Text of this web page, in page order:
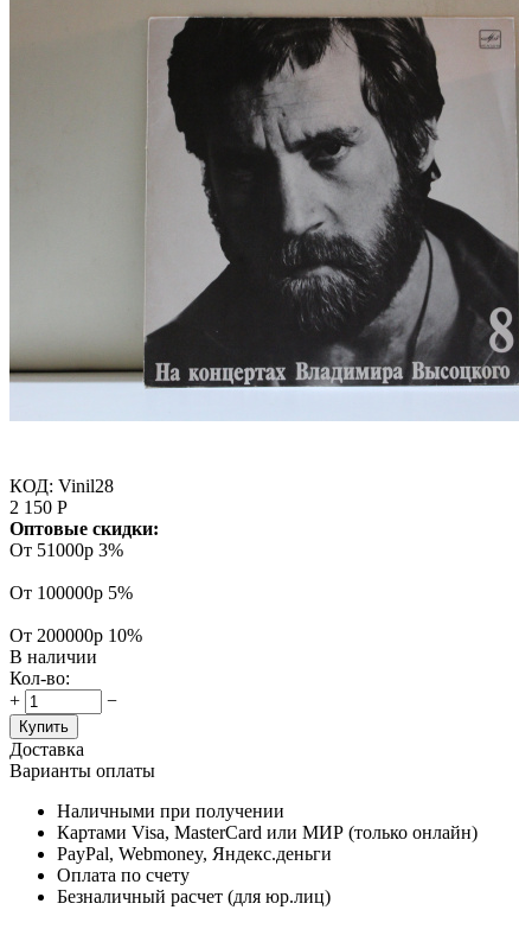
КОД: Vinil28
2 150 Р
Оптовые скидки:
От 51000р 3%
От 100000р 5%
От 200000р 10%
В наличии
Кол-во:
+
−
Купить
Доставка
Варианты оплаты
Наличными при получении
Картами Visa, MasterCard или МИР (только онлайн)
PayPal, Webmoney, Яндекс.деньги
Оплата по счету
Безналичный расчет (для юр.лиц)